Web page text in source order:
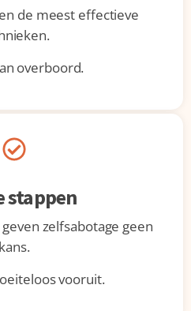
de meest effectieve
overboord.
stappen
zelfsabotage geen
kans.
vooruit.